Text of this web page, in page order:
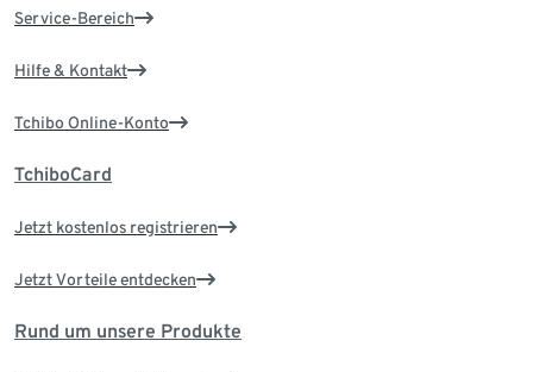
Service-Bereich
Hilfe & Kontakt
Tchibo Online-Konto
TchiboCard
Jetzt kostenlos registrieren
Jetzt Vorteile entdecken
Rund um unsere Produkte